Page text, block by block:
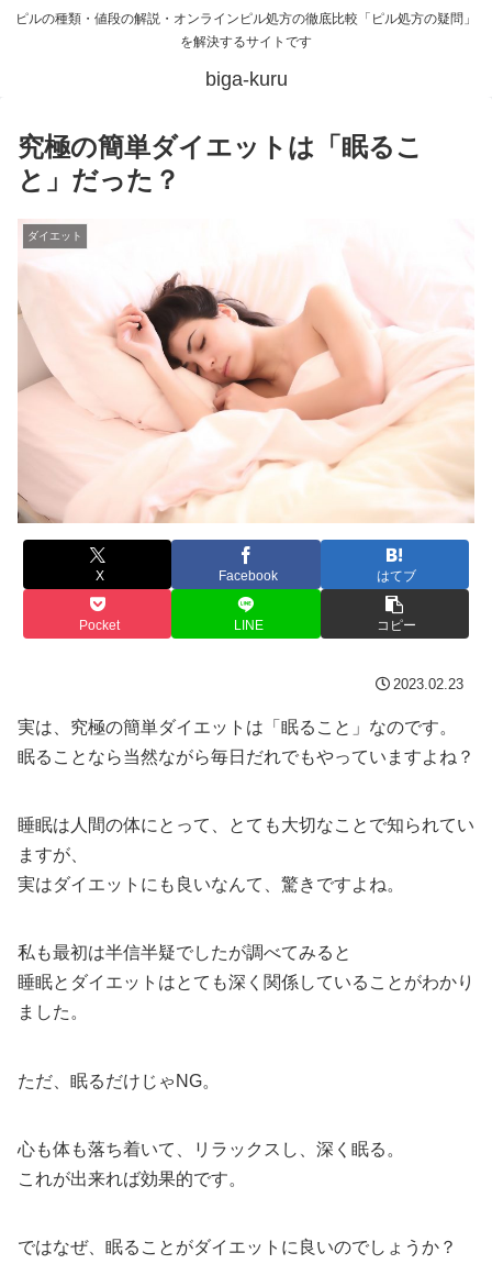
ピルの種類・値段の解説・オンラインピル処方の徹底比較「ピル処方の疑問」
を解決するサイトです
biga-kuru
究極の簡単ダイエットは「眠るこ
と」だった？
ダイエット
X Facebook はてブ
Pocket LINE コピー
2023.02.23
実は、究極の簡単ダイエットは「眠ること」なのです。
眠ることなら当然ながら毎日だれでもやっていますよね？
睡眠は人間の体にとって、とても大切なことで知られてい
ますが、
実はダイエットにも良いなんて、驚きですよね。
私も最初は半信半疑でしたが調べてみると
睡眠とダイエットはとても深く関係していることがわかり
ました。
ただ、眠るだけじゃNG。
心も体も落ち着いて、リラックスし、深く眠る。
これが出来れば効果的です。
ではなぜ、眠ることがダイエットに良いのでしょうか？